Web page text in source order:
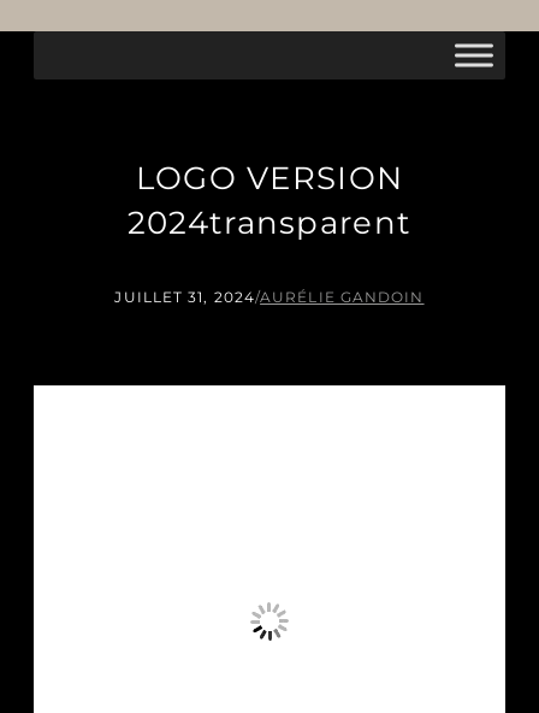
LOGO VERSION
2024transparent
JUILLET 31, 2024/AURÉLIE GANDOIN